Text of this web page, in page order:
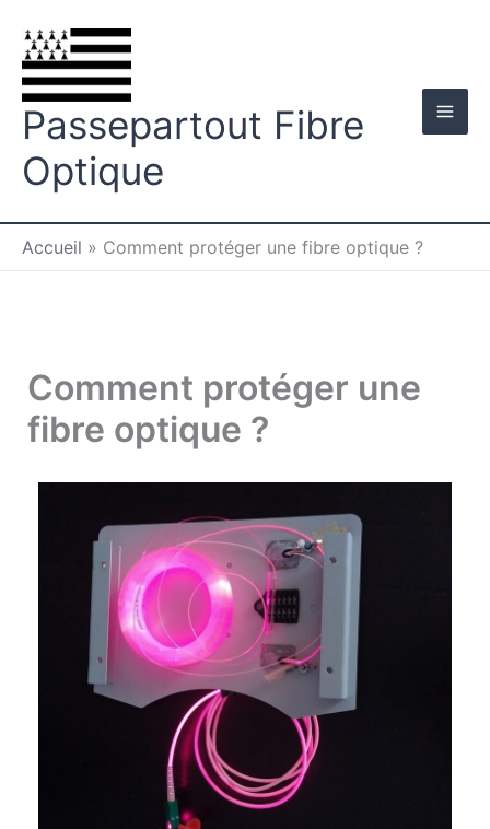
contenu
Passepartout Fibre
Optique
Accueil » Comment protéger une fibre optique ?
Comment protéger une
fibre optique ?